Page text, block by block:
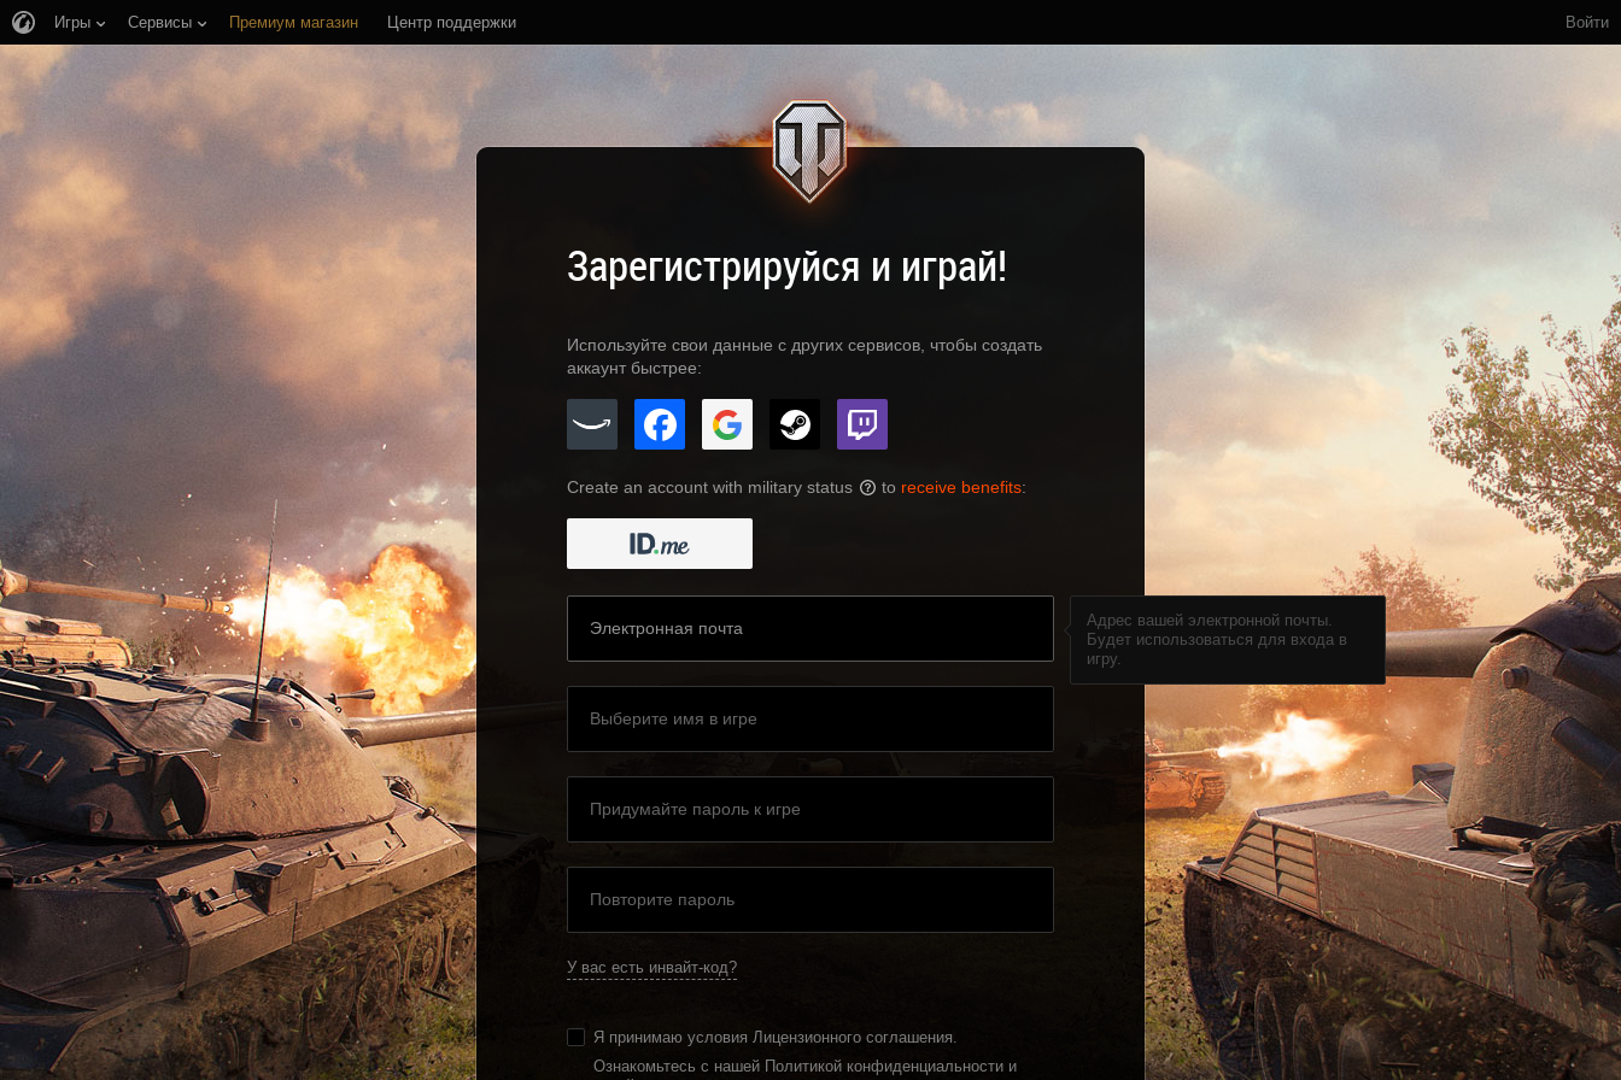
Войти
Игры Сервисы Премиум магазин Центр поддержки
Зарегистрируйся и играй!
Используйте свои данные с других сервисов, чтобы создать
аккаунт быстрее:
Create an account with military status ? to receive benefits:
Адрес вашей электронной почты.
Будет использоваться для входа в
игру.
У вас есть инвайт-код?
Я принимаю условия Лицензионного соглашения.
Ознакомьтесь с нашей Политикой конфиденциальности и